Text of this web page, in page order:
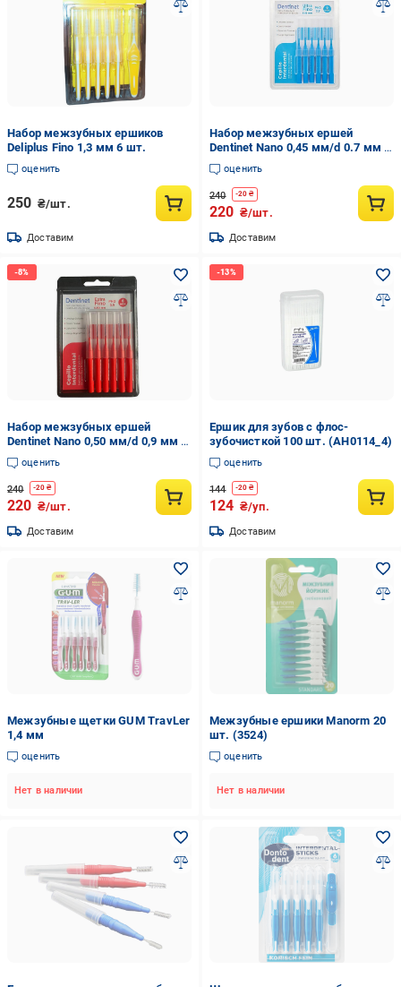
Набор межзубных ершиков
Deliplus Fino 1,3 мм 6 шт.
оценить
250 ₴/шт.
Доставим
Набор межзубных ершей
Dentinet Nano 0,45 мм/d 0.7 мм 6
шт.
оценить
240 -20 ₴
220 ₴/шт.
Доставим
Набор межзубных ершей
Dentinet Nano 0,50 мм/d 0,9 мм 6
шт
оценить
240 -20 ₴
220 ₴/шт.
Доставим
Ершик для зубов с флос-
зубочисткой 100 шт. (AH0114_4)
оценить
144 -20 ₴
124 ₴/уп.
Доставим
Межзубные щетки GUM TravLer
1,4 мм
оценить
Нет в наличии
Межзубные ершики Manorm 20
шт. (3524)
оценить
Нет в наличии